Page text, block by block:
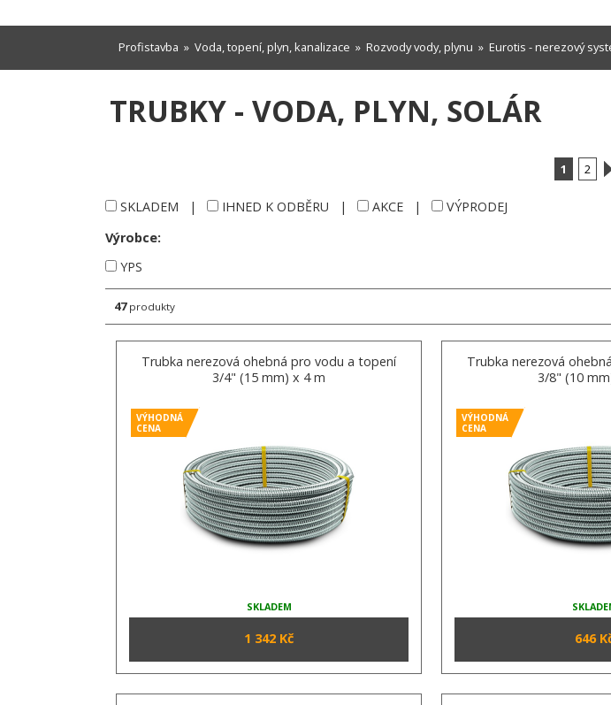
Profistavba » Voda, topení, plyn, kanalizace » Rozvody vody, plynu » Eurotis - nerezový
TRUBKY - VODA, PLYN, SOLÁR
1 2
SKLADEM | IHNED K ODBĚRU | AKCE |
VÝPRODEJ
Výrobce:
YPS
47 produkty
Trubka nerezová ohebná pro vodu a topení
3/4" (15 mm) x 4 m
VÝHODNÁ
CENA
SKLADEM
1 342 Kč
Trubka nerezová
3/8" (10
VÝHODNÁ
CENA
646